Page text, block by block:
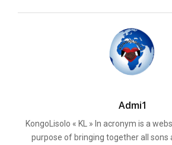
Admi1
KongoLisolo « KL » In acronym is a
purpose of bringing together all sons